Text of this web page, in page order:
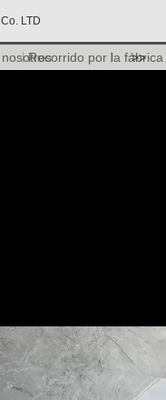
LTD
Recorrido por la fábrica
>>